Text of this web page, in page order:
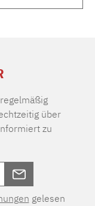
über
zu
gelesen